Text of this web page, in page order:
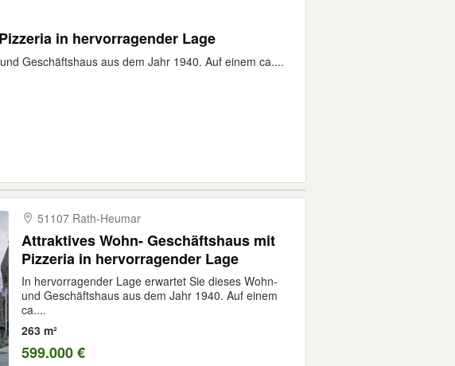
in hervorragender Lage
Geschäftshaus aus dem Jahr 1940. Auf einem ca....
51107 Rath-​Heumar
Attraktives Wohn- Geschäftshaus mit
Pizzeria in hervorragender Lage
In hervorragender Lage erwartet Sie dieses Wohn-
und Geschäftshaus aus dem Jahr 1940. Auf einem
ca....
263 m²
599.000 €